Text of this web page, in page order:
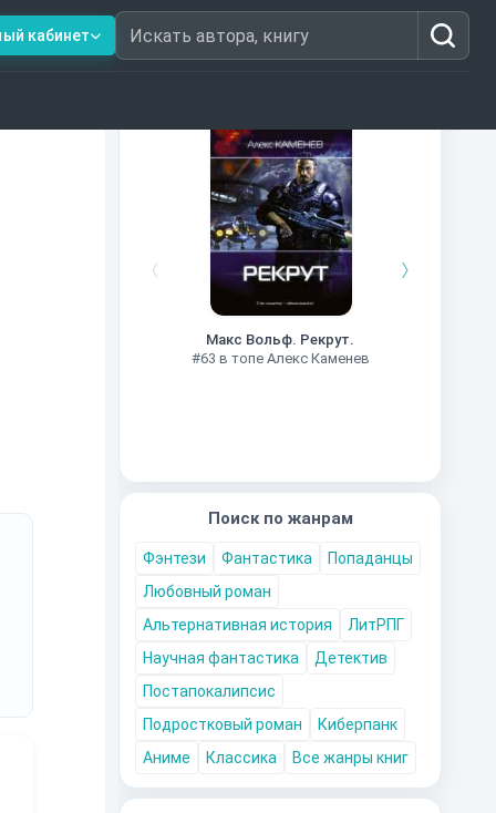
кабинет Искать автора, книгу
Книги из топ-100
Макс Вольф. Рекрут.
#63 в топе Алекс Каменев
Поиск по жанрам
Фэнтези Фантастика
Попаданцы
Любовный роман
Альтернативная история
ЛитРПГ
Научная фантастика
Детектив
Постапокалипсис
Подростковый роман
Киберпанк
Аниме
Классика Все жанры книг